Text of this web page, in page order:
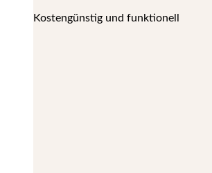
Kostengünstig und funktionell